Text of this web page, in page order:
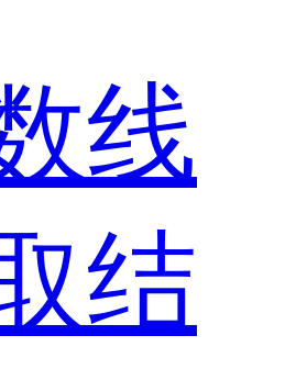
线
结